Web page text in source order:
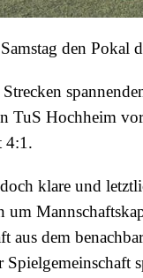
den Pokal
TuS Hochheim
4:1.
klare und
um
aus dem